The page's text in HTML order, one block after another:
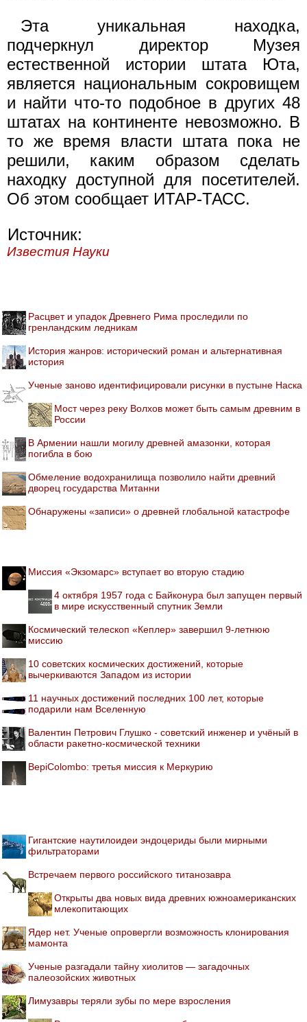
Эта уникальная находка,
подчеркнул директор Музея
естественной истории штата Юта,
является национальным сокровищем
и найти что-то подобное в других 48
штатах на континенте невозможно. В
то же время власти штата пока не
решили, каким образом сделать
находку доступной для посетителей.
Об этом сообщает ИТАР-ТАСС.
Источник:
Известия Науки
Расцвет и упадок Древнего Рима проследили по
гренландским ледникам
История жанров: исторический роман и альтернативная
история
Ученые заново идентифицировали рисунки в пустыне Наска
Мост через реку Волхов может быть самым древним в
России
В Армении нашли могилу древней амазонки, которая
погибла в бою
Обмеление водохранилища позволило найти древний
дворец государства Митанни
Обнаружены «записи» о древней глобальной катастрофе
Миссия «Экзомарс» вступает во вторую стадию
4 октября 1957 года с Байконура был запущен первый
в мире искусственный спутник Земли
Космический телескоп «Кеплер» завершил 9-летнюю
миссию
10 советских космических достижений, которые
вычеркиваются Западом из истории
11 научных достижений последних 100 лет, которые
подарили нам Вселенную
Валентин Петрович Глушко - советский инженер и учёный в
области ракетно-космической техники
BepiColombo: третья миссия к Меркурию
Гигантские наутилоидеи эндоцериды были мирными
фильтраторами
Встречаем первого российского титанозавра
Открыты два новых вида древних южноамериканских
млекопитающих
Ядер нет. Ученые опровергли возможность клонирования
мамонта
Ученые разгадали тайну хиолитов — загадочных
палеозойских животных
Лимузавры теряли зубы по мере взросления